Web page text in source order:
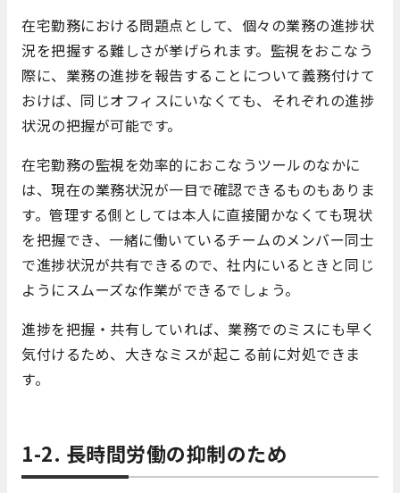
在宅勤務における問題点として、個々の業務の進捗状
況を把握する難しさが挙げられます。監視をおこなう
際に、業務の進捗を報告することについて義務付けて
おけば、同じオフィスにいなくても、それぞれの進捗
状況の把握が可能です。
在宅勤務の監視を効率的におこなうツールのなかに
は、現在の業務状況が一目で確認できるものもありま
す。管理する側としては本人に直接聞かなくても現状
を把握でき、一緒に働いているチームのメンバー同士
で進捗状況が共有できるので、社内にいるときと同じ
ようにスムーズな作業ができるでしょう。
進捗を把握・共有していれば、業務でのミスにも早く
気付けるため、大きなミスが起こる前に対処できま
す。
1-2. 長時間労働の抑制のため